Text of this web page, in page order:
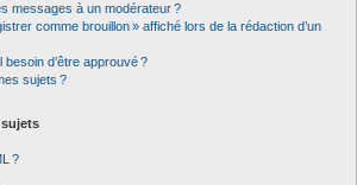
messages à un modérateur ?
comme brouillon » affiché lors de la rédaction d’un
d’être approuvé ?
sujets ?
?